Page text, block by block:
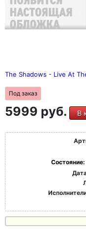
The Shadows - Live At
Под заказ
5999 руб. В
Состояние: